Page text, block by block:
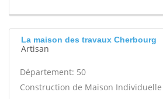
La maison des travaux Cherbourg
Artisan
Département: 50
Construction de Maison